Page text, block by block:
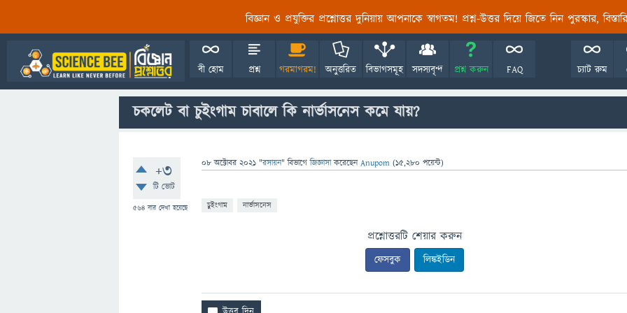
বিজ্ঞান ও প্রযুক্তির প্রশ্নোত্তর দুনিয়ায় আপনাকে স্বাগতম! প্রশ্ন-উত্তর দিয়ে জিতে নিন পুরস্কার,
বী হোম প্রশ্ন গরমাগরম! অনুত্তরিত বিভাগসমূহ সদস্যবৃন্দ প্রশ্ন করুন FAQ চ্যাট রুম
চকলেট বা চুইংগাম চাবালে কি নার্ভাসনেস কমে যায়?
+3
টি ভোট
564 বার দেখা হয়েছে
08 অক্টোবর 2021 "রসায়ন" বিভাগে জিজ্ঞাসাকরেছেনAnupom (15,280 পয়েন্ট)
চুইংগাম নার্ভাসনেস
প্রশ্নোত্তরটি শেয়ার করুন
ফেসবুক লিঙ্কইডিন